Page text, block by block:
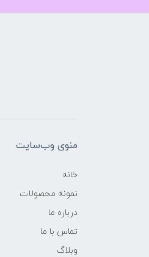
منوی وب‌سایت
خانه
نمونه محصولات
درباره ما
تماس با ما
وبلاگ